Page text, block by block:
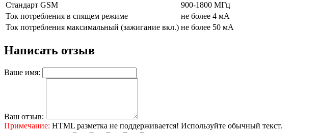
Стандарт GSM
900-1800 МГц
Ток потребления в спящем режиме
не более 4 мА
Ток потребления максимальный (зажигание вкл.) не более 50 мА
Написать отзыв
Ваше имя:
Ваш отзыв:
Примечание: HTML разметка не поддерживается! Используйте обычный текст.